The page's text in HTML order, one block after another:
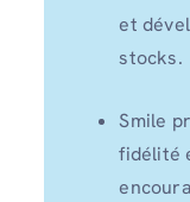
et
stocks.
Smile
fidélité